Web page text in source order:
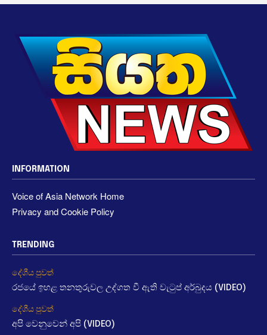
INFORMATION
Voice of Asia Network Home
Privacy and Cookie Policy
TRENDING
දේශීය පුවත්
රජයේ ඉහළ තනතුරුවල උද්ගත වී ඇති වැටුප් අර්බුදය (VIDEO)
දේශීය පුවත්
අපි වෙනුවෙන් අපි (VIDEO)